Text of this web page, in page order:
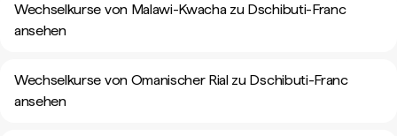
Wechselkurse von Malawi-Kwacha zu Dschibuti-Franc
ansehen
Wechselkurse von Omanischer Rial zu Dschibuti-Franc
ansehen